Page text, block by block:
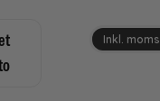
Inkl. moms